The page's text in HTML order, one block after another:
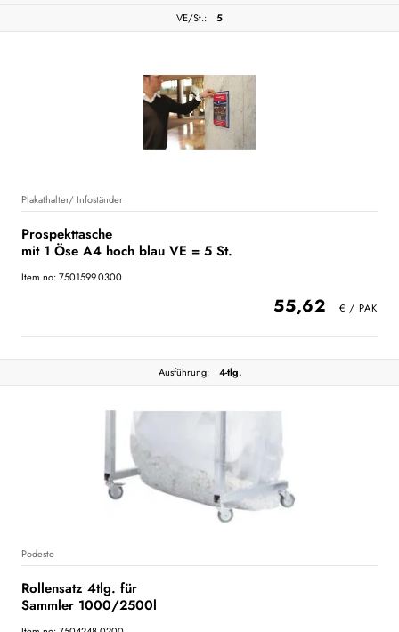
VE/St.:
5
Plakathalter/ Infoständer
Prospekttasche
mit 1 Öse A4 hoch blau VE = 5 St.
Item no: 7501599.0300
55,62
Ausführung: 4-tlg.
Podeste
Rollensatz 4tlg. für
Sammler 1000/2500l